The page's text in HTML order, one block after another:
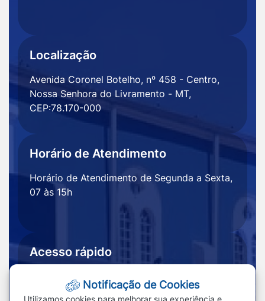
Localização
Avenida Coronel Botelho, nº 458 - Centro,
Nossa Senhora do Livramento - MT,
CEP:78.170-000
Horário de Atendimento
Horário de Atendimento de Segunda a Sexta,
07 às 15h
Acesso rápido
Redefinir cookies
Notificação de Cookies
Utilizamos cookies para melhorar sua experiência e